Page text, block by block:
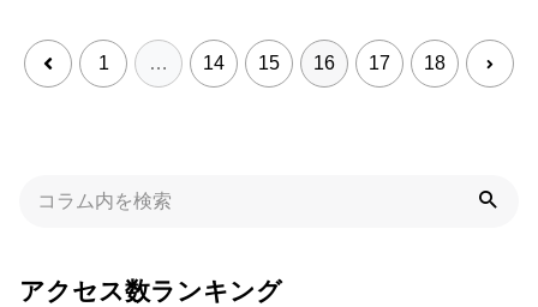
1 … 14 15 16 17 18
アクセス数ランキング